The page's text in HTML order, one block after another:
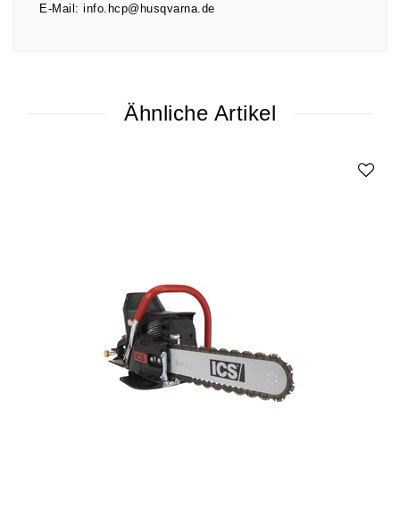
E-Mail: info.hcp@husqvarna.de
Ähnliche Artikel